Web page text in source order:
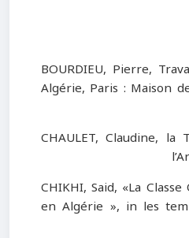
1- BOURDIEU, Pierre,
Algérie, Paris : Maison
2- CHAULET, Claudine,
3- CHIKHI, Said, «La
en Algérie », in les